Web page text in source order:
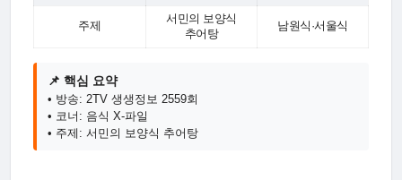
주제
서민의 보양식
추어탕
남원식·서울식
📌 핵심 요약
• 방송: 2TV 생생정보 2559회
• 코너: 음식 X-파일
• 주제: 서민의 보양식 추어탕